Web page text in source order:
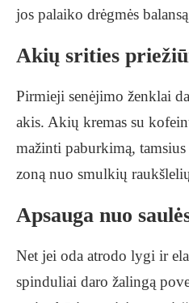
jos palaiko drėgmės
Akių srities
Pirmieji senėjimo ženklai
akis. Akių kremas su
mažinti paburkimą,
zoną nuo smulkių
Apsauga nuo
Net jei oda atrodo lygi ir
spinduliai daro žalingą